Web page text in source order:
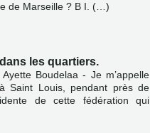
de Marseille ? B I. (…)
les quartiers.
Boudelaa - Je m’appelle
Saint Louis, pendant près de
de cette fédération qui